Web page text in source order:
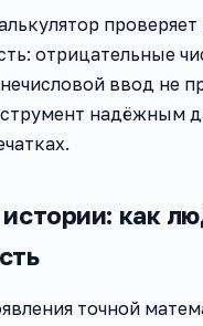
отрицательные
ввод не
надёжным
как
точной